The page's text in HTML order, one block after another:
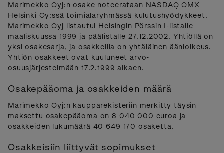
Marimekko Oyj:n osake noteerataan NASDAQ OMX
Helsinki Oy:ssä toimialaryhmässä kulutushyödykkeet.
Marimekko Oyj listautui Helsingin Pörssin I-listalle
maaliskuussa 1999 ja päälistalle 27.12.2002. Yhtiöllä on
yksi osakesarja, ja osakkeilla on yhtäläinen äänioikeus.
Yhtiön osakkeet ovat kuuluneet arvo-
osuusjärjestelmään 17.2.1999 alkaen.
Osakepääoma ja osakkeiden määrä
Marimekko Oyj:n kaupparekisteriin merkitty täysin
maksettu osakepääoma on 8 040 000 euroa ja
osakkeiden lukumäärä 40 649 170 osaketta.
Osakkeisiin liittyvät sopimukset